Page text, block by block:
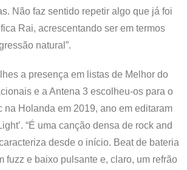
Não faz sentido repetir algo que já foi
Rai, acrescentando ser em termos
natural”.
lhes a presença em listas de Melhor do
e a Antena 3 escolheu-os para o
na Holanda em 2019, ano em editaram
“É uma canção densa de rock and
desde o início. Beat de bateria
fuzz e baixo pulsante e, claro, um refrão